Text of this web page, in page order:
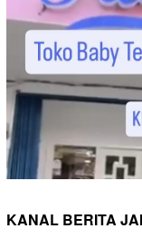
KANAL BERITA